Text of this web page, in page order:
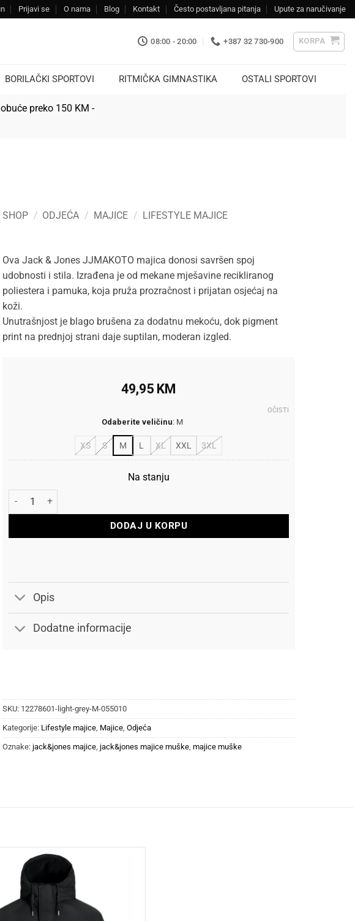
Prijavi se O nama Blog Kontakt Često postavljana pitanja Upute za naručivanje
08:00 - 20:00 +387 32 730-900 KORPA
BORILAČKI SPORTOVI RITMIČKA GIMNASTIKA OSTALI SPORTOVI
preko 150 KM -
SHOP / ODJEĆA / MAJICE / LIFESTYLE MAJICE
Ova Jack & Jones JJMAKOTO majica donosi savršen spoj
udobnosti i stila. Izrađena je od mekane mješavine recikliranog
poliestera i pamuka, koja pruža prozračnost i prijatan osjećaj na
koži.
Unutrašnjost je blago brušena za dodatnu mekoću, dok pigment
print na prednjoj strani daje suptilan, moderan izgled.
49,95 KM
Odaberite veličinu: M
XS S M L XL XXL 3XL
OČISTI
Na stanju
Jack and Jones Majica Makoto Regular Fit količina
DODAJ U KORPU
Opis
Dodatne informacije
SKU: 12278601-light-grey-M-055010
Kategorije: Lifestyle majice, Majice, Odjeća
Oznake: jack&jones majice, jack&jones majice muške, majice muške